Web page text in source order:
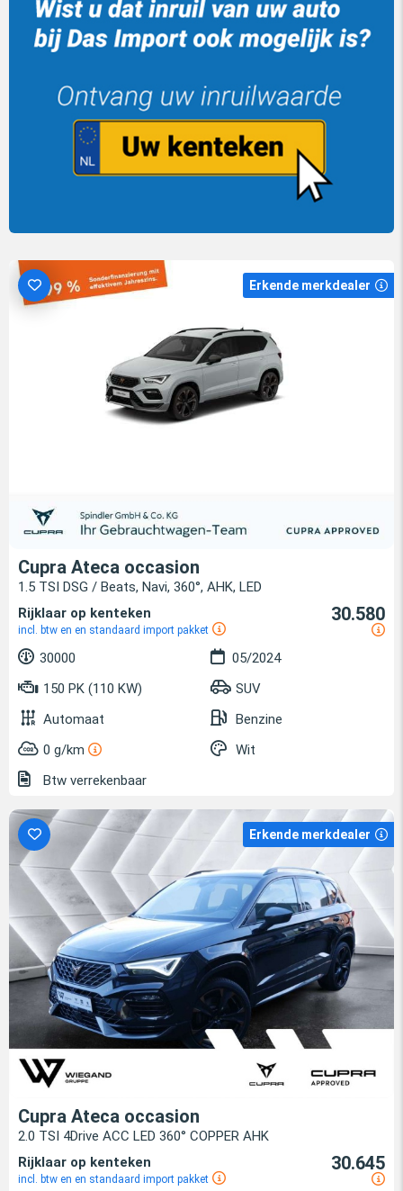
Erkende merkdealer
Cupra Ateca occasion
1.5 TSI DSG / Beats, Navi, 360°, AHK, LED
Rijklaar op kenteken
incl. btw en en standaard import pakket
30.580
30000
05/2024
150 PK (110 KW)
SUV
Automaat
Benzine
0 g/km
Wit
Btw verrekenbaar
Erkende merkdealer
Cupra Ateca occasion
2.0 TSI 4Drive ACC LED 360° COPPER AHK
Rijklaar op kenteken
incl. btw en en standaard import pakket
30.645